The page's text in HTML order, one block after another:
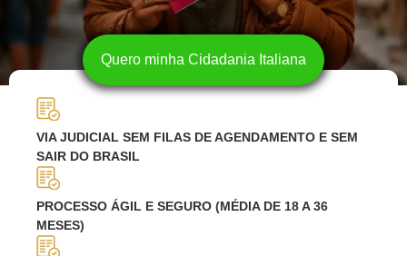
Quero minha Cidadania Italiana
VIA JUDICIAL SEM FILAS DE AGENDAMENTO E SEM
SAIR DO BRASIL
PROCESSO ÁGIL E SEGURO (MÉDIA DE 18 A 36
MESES)